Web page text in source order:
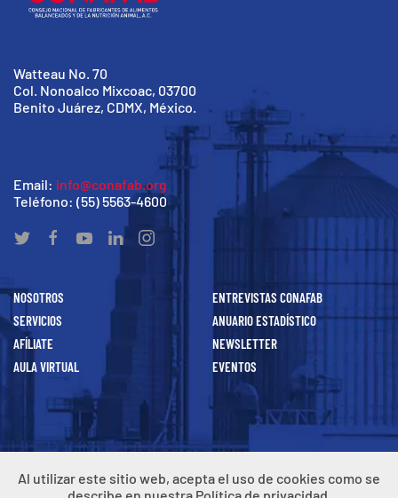
Al utilizar este sitio web, acepta el uso de cookies como se
Watteau No. 70
Col. Nonoalco Mixcoac, 03700
Benito Juárez, CDMX, México.
Email: info@conafab.org
Teléfono: (55) 5563-4600
NOSOTROS
SERVICIOS
AFÍLIATE
AULA VIRTUAL
ENTREVISTAS CONAFAB
ANUARIO ESTADÍSTICO
NEWSLETTER
EVENTOS
Aviso de Privacidad